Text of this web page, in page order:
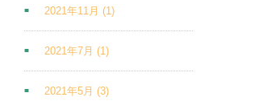
2021年11月(1)
2021年7月(1)
2021年5月(3)